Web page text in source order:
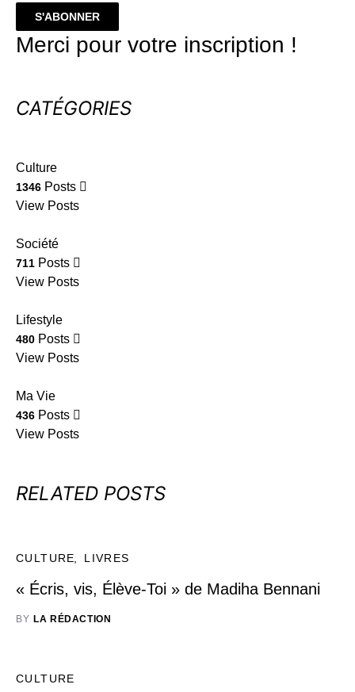
S'ABONNER
Merci pour votre inscription !
CATÉGORIES
Culture
1346 Posts
View Posts
Société
711 Posts
View Posts
Lifestyle
480 Posts
View Posts
Ma Vie
436 Posts
View Posts
RELATED POSTS
CULTURE LIVRES
« Écris, vis, Élève-Toi » de Madiha Bennani
BY LA RÉDACTION
CULTURE